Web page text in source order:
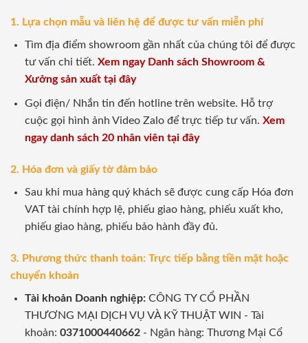
1. Lựa chọn mẫu và liên hệ để được tư vấn miễn phí
Tìm địa điểm showroom gần nhất của chúng tôi để được
tư vấn chi tiết. Xem ngay Danh sách Showroom &
Xưởng sản xuất tại đây
Gọi điện/ Nhắn tin đến hotline trên website. Hỗ trợ
cuộc gọi hình ảnh Video Zalo để trực tiếp tư vấn. Xem
ngay danh sách 20 nhân viên tại đây
2. Hóa đơn và giấy tờ đảm bảo
Sau khi mua hàng quý khách sẽ được cung cấp Hóa đơn
VAT tài chính hợp lệ, phiếu giao hàng, phiếu xuất kho,
phiếu giao hàng, phiếu bảo hành đầy đủ.
3. Phương thức thanh toán: Trực tiếp bằng tiền mặt hoặc
chuyển khoản
Tài khoản Doanh nghiệp:CÔNG TY CỔ PHẦN
THƯƠNG MẠI DỊCH VỤ VÀ KỸ THUẬT WIN - Tài
khoản: 0371000440662- Ngân hàng: Thương Mại Cổ